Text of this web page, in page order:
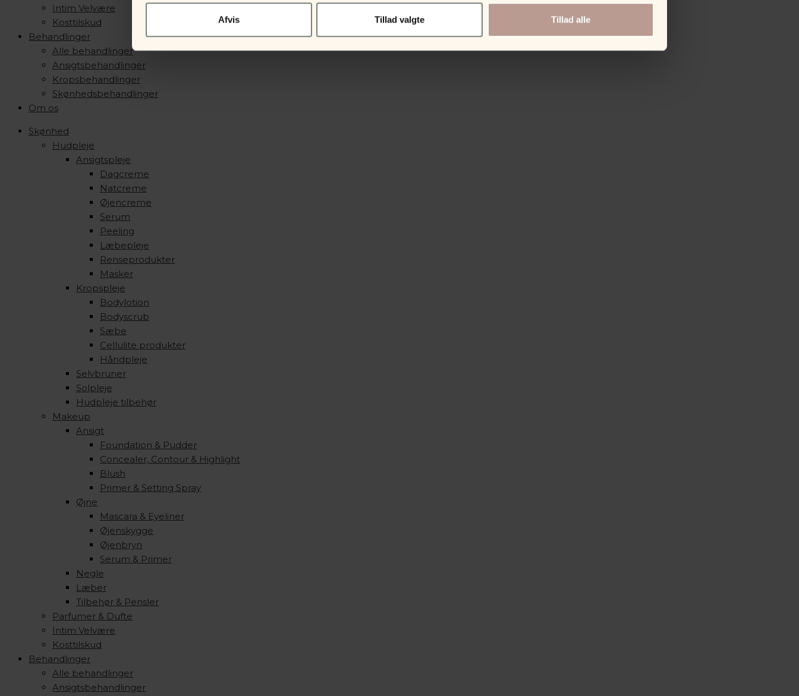
Afvis Tillad valgte Tillad alle
Intim Velvære
Kosttilskud
Behandlinger
Alle behandlinger
Ansigtsbehandlinger
Kropsbehandlinger
Skønhedsbehandlinger
Om os
Skønhed
Hudpleje
Ansigtspleje
Dagcreme
Natcreme
Øjencreme
Serum
Peeling
Læbepleje
Renseprodukter
Masker
Kropspleje
Bodylotion
Bodyscrub
Sæbe
Cellulite produkter
Håndpleje
Selvbruner
Solpleje
Hudpleje tilbehør
Makeup
Ansigt
Foundation & Pudder
Concealer, Contour & Highlight
Blush
Primer & Setting Spray
Øjne
Mascara & Eyeliner
Øjenskygge
Øjenbryn
Serum & Primer
Negle
Læber
Tilbehør & Pensler
Parfumer & Dufte
Intim Velvære
Kosttilskud
Behandlinger
Alle behandlinger
Ansigtsbehandlinger